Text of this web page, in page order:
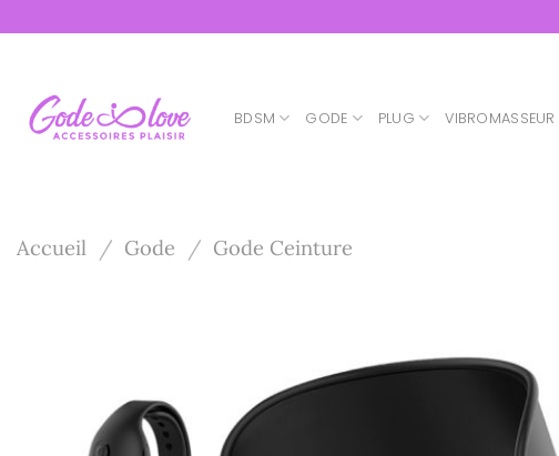
au
BDSM GODE PLUG VIBROMASSEUR
Accueil / Gode / Gode Ceinture